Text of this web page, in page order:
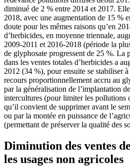
diminué de 2 % entre 2014 et 2017.
2018, avec une augmentation de 15 %
doute pour les mêmes raisons qu’en
d’herbicides, en moyenne triennale,
2009-2011 et 2016-2018 (période la
de glyphosate progressent de 25 %. La
dans les ventes totales d’herbicides a
2012 (34 %), pour ensuite se stabiliser
recours proportionnellement accru au
par la généralisation de l’implantation
intercultures (pour limiter les pollutions
qu’il convient de supprimer avant le
ou par la montée en puissance de
(permettant de préserver la qualité des
Diminution des ventes
les usages non agricoles